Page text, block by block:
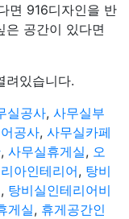
면 916디자인을 반
은 공간이 있다면
려있습니다.
실공사, 사무실부
공사, 사무실카페
, 사무실휴게실, 오
아인테리어, 탕비
, 탕비실인테리어비
게실, 휴게공간인